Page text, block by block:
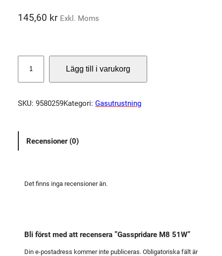
145,60 kr Exkl. Moms
s
p
i
Lägg till i varukorg
SKU: 9580259Kategori: Gasutrustning
Recensioner (0)
Det finns inga recensioner än.
Bli först med att recensera ”Gasspridare M8 51W”
Din e-postadress kommer inte publiceras. Obligatoriska fält är